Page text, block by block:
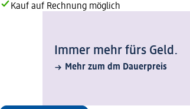
Kauf auf Rechnung möglich
Immer mehr fürs Geld.
Mehr zum dm Dauerpreis